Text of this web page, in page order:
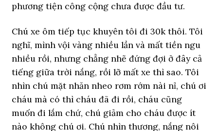
phương tiện công cộng chưa được đầu tư.
Chú xe ôm tiếp tục khuyên tôi đi 30k thôi. Tôi
nghĩ, mình vội vàng nhiều lần và mất tiền ngu
nhiều rồi, nhưng chẳng nhẽ đứng đợi ở đây cả
tiếng giữa trời nắng, rồi lỡ mất xe thì sao. Tôi
nhìn chú mặt nhăn nheo rơm rớm nài nỉ, chú ơi
cháu mà có thì cháu đã đi rồi, cháu cũng
muốn đi lắm chứ, chú giảm cho cháu được ít
nào không chú ơi. Chú nhìn thương, nắng nôi